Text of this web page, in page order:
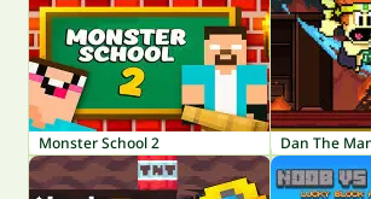
Monster School 2 Dan The